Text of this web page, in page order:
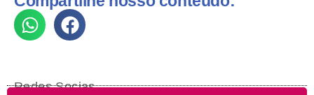
Redes Socias